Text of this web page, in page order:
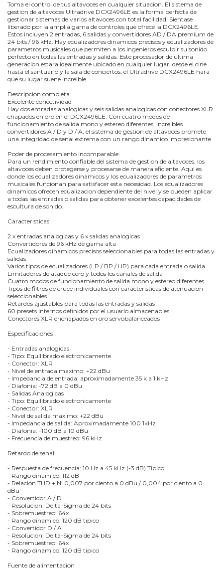
Toma el control de tus altavoces en cualquier situacion. El sistema de
gestion de altavoces Ultradrive DCX2496LE es la forma perfecta de
gestionar sistemas de varios altavoces con total facilidad. Sientase
liberado por la amplia gama de controles que ofrece la DCX2496LE.
Estos incluyen 2 entradas, 6 salidas y convertidores AD / DA premium de
24 bits / 96 kHz. Hay ecualizadores dinamicos precisos y ecualizadores de
parametros musicales que permiten a los ingenieros esculpir su sonido
perfecto en todas las entradas y salidas. Este procesador de ultima
generacion estara idealmente ubicado en cualquier lugar, desde el cine
hasta el santuario y la sala de conciertos, el Ultradrive DCX2496LE hara
que su lugar suene increible.
Descripcion completa
Excelente conectividad
Hay dos entradas analogicas y seis salidas analogicas con conectores XLR
chapados en oro en el DCX2496LE. Con cuatro modos de
funcionamiento de salida mono y estereo diferentes, increibles
convertidores A / D y D / A, el sistema de gestion de altavoces promete
una integridad de senal extrema con un rango dinamico impresionante.
Poder de procesamiento incomparable
Para un rendimiento confiable del sistema de gestion de altavoces, los
altavoces deben protegerse y procesarse de manera eficiente. Aqui es
donde los ecualizadores dinamicos y los ecualizadores de parametros
musicales funcionan para satisfacer esta necesidad. Los ecualizadores
dinamicos ofrecen ecualizacion dependiente del nivel y se pueden aplicar
a todas las entradas o salidas para obtener excelentes capacidades de
escultura de sonido.
Caracteristicas
2 x entradas analogicas y 6 x salidas analogicas
Convertidores de 96 kHz de gama alta
Ecualizadores dinamicos precisos seleccionables para todas las entradas y
salidas
Varios tipos de ecualizadores (LP / BP / HP) para cada entrada o salida
Limitadores de ataque cero y todos los canales de salida
Cuatro modos de funcionamiento de salida mono y estereo diferentes
Tipos de filtros de cruce individuales con caracteristicas de atenuacion
seleccionables
Retardos ajustables para todas las entradas y salidas
60 presets internos definidos por el usuario almacenables
Conectores XLR enchapados en oro servobalanceados
Especificaciones
- Entradas analogicas
- Tipo: Equilibrado electronicamente
- Conector: XLR
- Nivel de entrada maximo: +22 dBu
- Impedancia de entrada: aproximadamente 35 k a 1 kHz
- Diafonia: -72 dB a 0 dBu
- Salidas Analogicas
- Tipo: Equilibrado electronicamente
- Conector: XLR
- Nivel de salida maximo: +22 dBu
- Impedancia de salida: Aproximadamente 100 1kHz
- Diafonia: -100 dB a 10 dBu
- Frecuencia de muestreo: 96 kHz
Retardo de senal:
- Respuesta de frecuencia: 10 Hz a 45 kHz (-3 dB) Tipico.
- Rango dinamico: 112 dB
- Relacion THD + N: 0,007 por ciento a 0 dBu / 0,004 por ciento a 0
dBu
- Convertidor A / D
- Resolucion: Delta-Sigma de 24 bits
- Sobremuestreo: 64x
- Rango dinamico: 120 dB tipico
- Convertidor D / A
- Resolucion: Delta-Sigma de 24 bits
- Sobremuestreo: 64x
- Rango dinamico: 120 dB tipico
Fuente de alimentacion